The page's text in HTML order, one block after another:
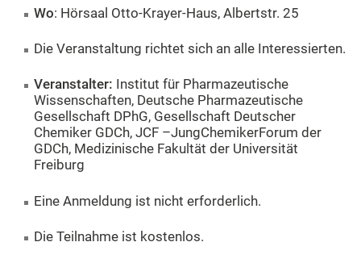
Wo: Hörsaal Otto-Krayer-Haus, Albertstr. 25
Die Veranstaltung richtet sich an alle Interessierten.
Veranstalter: Institut für Pharmazeutische
Wissenschaften, Deutsche Pharmazeutische
Gesellschaft DPhG, Gesellschaft Deutscher
Chemiker GDCh, JCF –JungChemikerForum der
GDCh, Medizinische Fakultät der Universität
Freiburg
Eine Anmeldung ist nicht erforderlich.
Die Teilnahme ist kostenlos.